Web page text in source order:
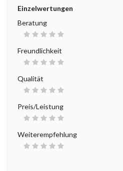
Einzelwertungen
Beratung
Freundlichkeit
Qualität
Preis/Leistung
Weiterempfehlung